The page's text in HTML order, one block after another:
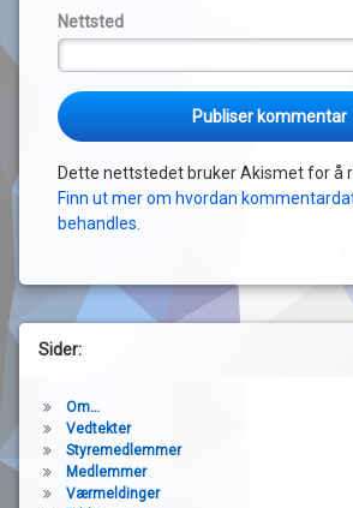
Nettsted
Dette nettstedet bruker Akismet for å
Finn ut mer om hvordan
behandles.
Sider:
Om…
Vedtekter
Styremedlemmer
Medlemmer
Værmeldinger